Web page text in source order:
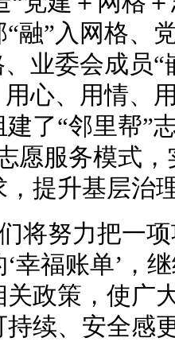
融”入网格、
业委会成员
用心、用情、
了“邻里帮”
愿服务模式
提升基层治
将努力把一
幸福账单’，
关政策，使广
续、安全感